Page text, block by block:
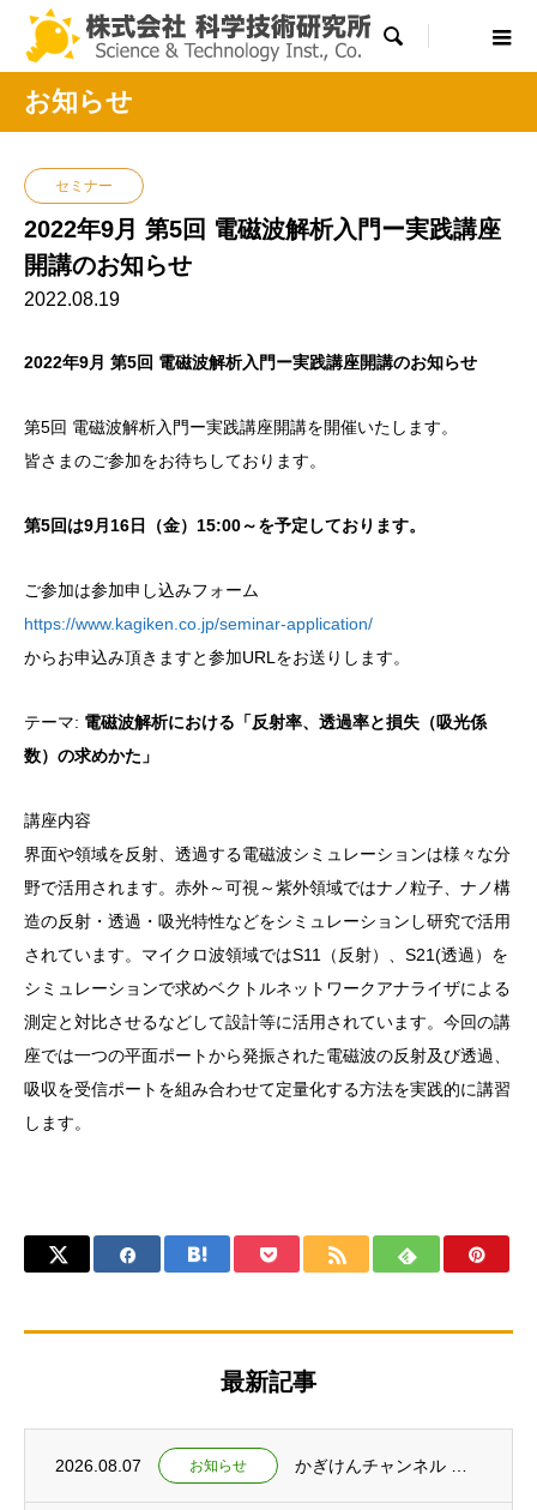

お知らせ
セミナー
2022年9月 第5回 電磁波解析入門ー実践講座
開講のお知らせ
2022.08.19
2022年9月 第5回 電磁波解析入門ー実践講座開講のお知らせ
第5回 電磁波解析入門ー実践講座開講を開催いたします。
皆さまのご参加をお待ちしております。
第5回は9月16日（金）15:00～を予定しております。
ご参加は参加申し込みフォーム
https://www.kagiken.co.jp/seminar-application/
からお申込み頂きますと参加URLをお送りします。
テーマ: 電磁波解析における「反射率、透過率と損失（吸光係
数）の求めかた」
講座内容
界面や領域を反射、透過する電磁波シミュレーションは様々な分
野で活用されます。赤外～可視～紫外領域ではナノ粒子、ナノ構
造の反射・透過・吸光特性などをシミュレーションし研究で活用
されています。マイクロ波領域ではS11（反射）、S21(透過）を
シミュレーションで求めベクトルネットワークアナライザによる
測定と対比させるなどして設計等に活用されています。今回の講
座では一つの平面ポートから発振された電磁波の反射及び透過、
吸収を受信ポートを組み合わせて定量化する方法を実践的に講習
します。
最新記事
2026.08.07 お知らせ